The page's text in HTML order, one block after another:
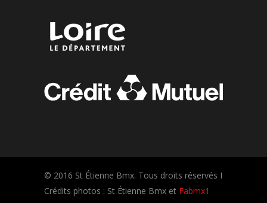
© 2016 St Étienne Bmx. Tous droits réservés I
Crédits photos : St Étienne Bmx et Fabmx1